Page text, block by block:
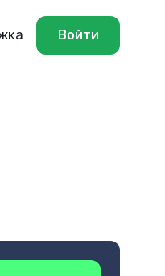
Войти